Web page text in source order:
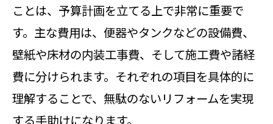
ことは、予算計画を立てる上で非常に重要で
す。主な費用は、便器やタンクなどの設備費、
壁紙や床材の内装工事費、そして施工費や諸経
費に分けられます。それぞれの項目を具体的に
理解することで、無駄のないリフォームを実現
する手助けになります。